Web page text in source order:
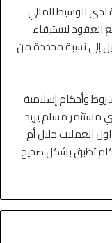
لدى الوسيط المالي
لاستيفاء
إلى نسبة محددة من
وأحكام إسلامية
مستثمر مسلم يريد
العملات حلال أم
تطبق بشكل صحيح